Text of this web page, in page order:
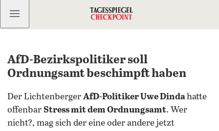
Kostenlos anmelden
AfD-Bezirkspolitiker soll
Ordnungsamt beschimpft haben
Der Lichtenberger AfD-Politiker Uwe Dindahatte
offenbar Stress mit dem Ordnungsamt. Wer
nicht?, mag sich der eine oder andere jetzt